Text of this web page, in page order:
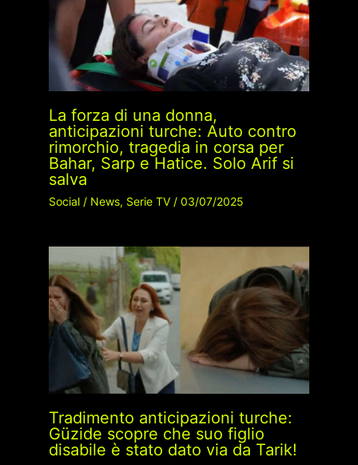
La forza di una donna,
anticipazioni turche: Auto contro
rimorchio, tragedia in corsa per
Bahar, Sarp e Hatice. Solo Arif si
salva
Social/ News, Serie TV/ 03/07/2025
Tradimento anticipazioni turche:
Güzide scopre che suo figlio
disabile è stato dato via da Tarik!